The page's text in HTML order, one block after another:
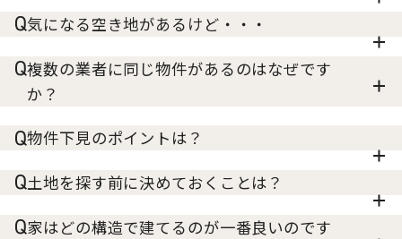
気になる空き地があるけど・・・
複数の業者に同じ物件があるのはなぜです
か？
物件下見のポイントは？
土地を探す前に決めておくことは？
家はどの構造で建てるのが一番良いのです